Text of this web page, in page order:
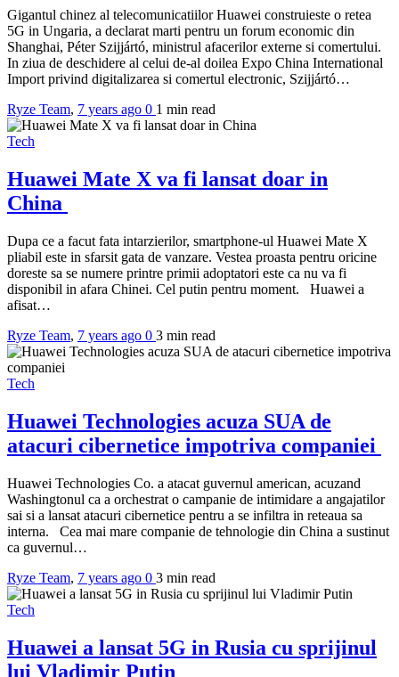
Gigantul chinez al telecomunicatiilor Huawei construieste o retea
5G in Ungaria, a declarat marti pentru un forum economic din
Shanghai, Péter Szijjártó, ministrul afacerilor externe si comertului.
In ziua de deschidere al celui de-al doilea Expo China International
Import privind digitalizarea si comertul electronic, Szijjártó…
Ryze Team, 7 years ago 0 1 min read
Tech
Huawei Mate X va fi lansat doar in
China
Dupa ce a facut fata intarzierilor, smartphone-ul Huawei Mate X
pliabil este in sfarsit gata de vanzare. Vestea proasta pentru oricine
doreste sa se numere printre primii adoptatori este ca nu va fi
disponibil in afara Chinei. Cel putin pentru moment. Huawei a
afisat…
Ryze Team, 7 years ago 0 3 min read
Tech
Huawei Technologies acuza SUA de
atacuri cibernetice impotriva companiei
Huawei Technologies Co. a atacat guvernul american, acuzand
Washingtonul ca a orchestrat o campanie de intimidare a angajatilor
sai si a lansat atacuri cibernetice pentru a se infiltra in reteaua sa
interna. Cea mai mare companie de tehnologie din China a sustinut
ca guvernul…
Ryze Team, 7 years ago 0 3 min read
Tech
Huawei a lansat 5G in Rusia cu sprijinul
lui Vladimir Putin